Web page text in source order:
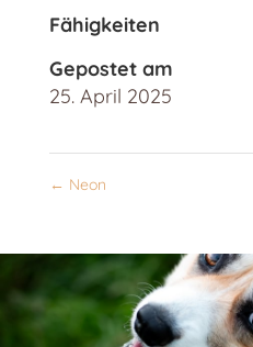
Fähigkeiten
Gepostet am
25. April 2025
← Neon